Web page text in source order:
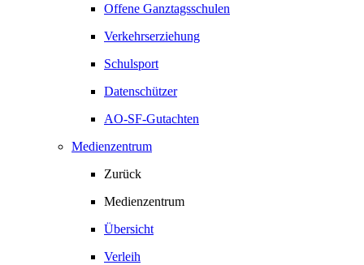
Offene Ganztagsschulen
Verkehrserziehung
Schulsport
Datenschützer
AO-SF-Gutachten
Medienzentrum
Zurück
Medienzentrum
Übersicht
Verleih